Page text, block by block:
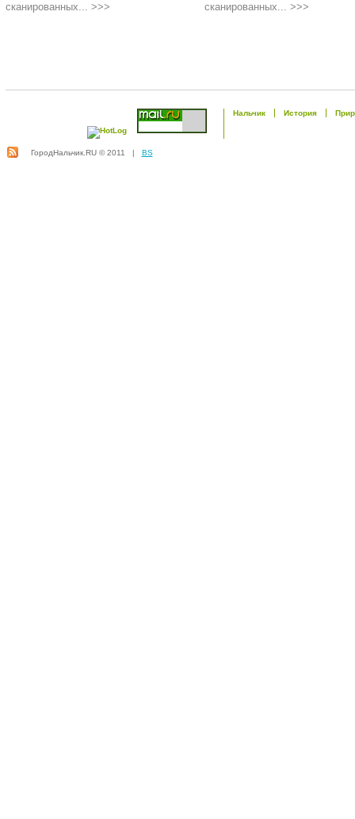
сканированных... >>>
сканированных... >>>
Нальчик История
ГородНальчик.RU © 2011 | BS